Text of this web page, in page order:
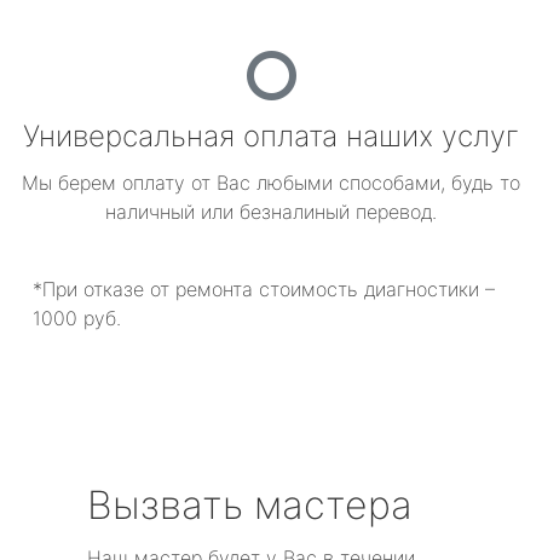
Универсальная оплата наших услуг
Мы берем оплату от Вас любыми способами, будь то
наличный или безналиный перевод.
*При отказе от ремонта стоимость диагностики –
1000 руб.
Вызвать мастера